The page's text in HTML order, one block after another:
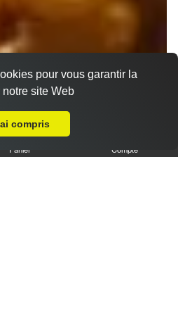
Panier Compte
pour vous garantir la
site Web
compris